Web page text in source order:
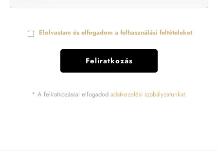
Elolvastam és elfogadom a felhasználási feltételeket
* A feliratkozással elfogadod adatkezelési szabályzatunkat.